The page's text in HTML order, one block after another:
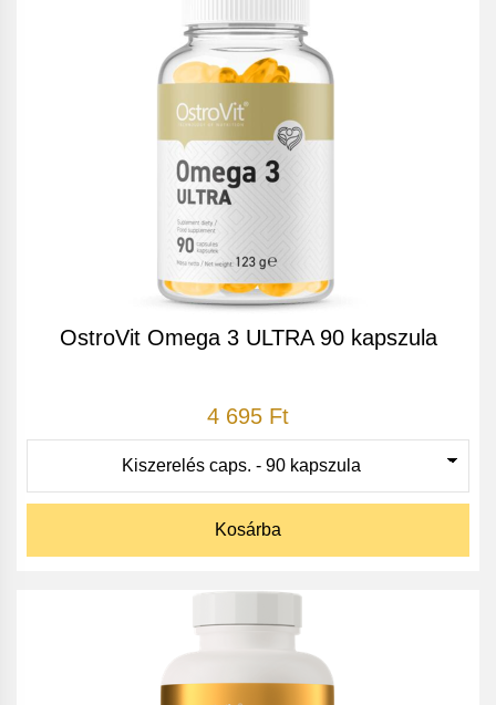
OstroVit Omega 3 ULTRA 90 kapszula
4 695 Ft
Kosárba